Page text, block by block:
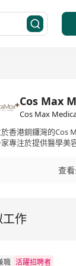
香港銅鑼灣的Cos
專注於提供醫學美
的醫學美容解決方案
升、細緻、再生、滋
品ODM行業中擁有
、ISO 9001、ISO
和安全標準上的堅持與承諾。
查
作
職 活躍招聘者